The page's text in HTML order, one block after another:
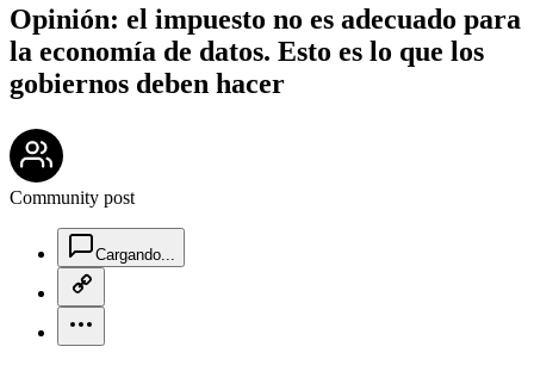
Opinión: el impuesto no es adecuado para
la economía de datos. Esto es lo que los
gobiernos deben hacer
Community post
Cargando...